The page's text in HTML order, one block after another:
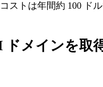
ストは年間約 100
メインを取